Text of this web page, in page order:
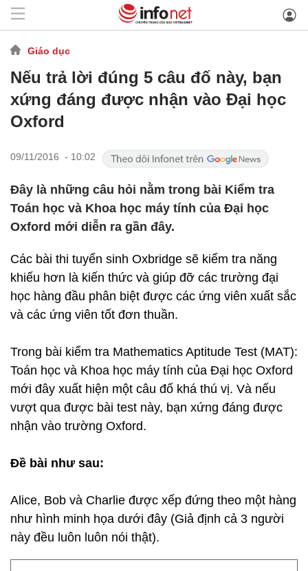
Giáo dục
Nếu trả lời đúng 5 câu đố này, bạn
xứng đáng được nhận vào Đại học
Oxford
09/11/2016 - 10:02
Đây là những câu hỏi nằm trong bài Kiểm tra
Toán học và Khoa học máy tính của Đại học
Oxford mới diễn ra gần đây.
Các bài thi tuyển sinh Oxbridge sẽ kiểm tra năng
khiếu hơn là kiến thức và giúp đỡ các trường đại
học hàng đầu phân biệt được các ứng viên xuất sắc
và các ứng viên tốt đơn thuần.
Trong bài kiểm tra Mathematics Aptitude Test (MAT):
Toán học và Khoa học máy tính của Đại học Oxford
mới đây xuất hiện một câu đố khá thú vị. Và nếu
vượt qua được bài test này, bạn xứng đáng được
nhận vào trường Oxford.
Đề bài như sau:
Alice, Bob và Charlie được xếp đứng theo một hàng
như hình minh họa dưới đây (Giả định cả 3 người
này đều luôn luôn nói thật).